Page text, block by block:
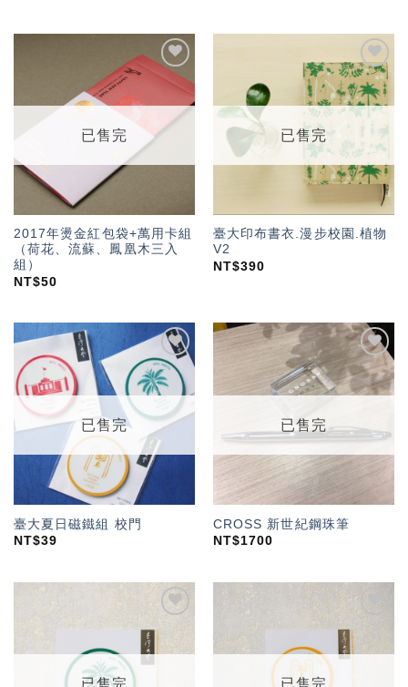
加入
「願
望輕
單」
已售完
2017年燙金紅包袋+萬用卡組
（荷花、流蘇、鳳凰木三入
組）
NT$50
加入
「願
望輕
單」
已售完
臺大印布書衣.漫步校園.植物
V2
NT$390
加入
「願
望輕
單」
已售完
臺大夏日磁鐵組 校門
NT$39
加入
「願
望輕
已售完
CROSS 新世紀鋼珠筆
NT$1700
望輕
望輕